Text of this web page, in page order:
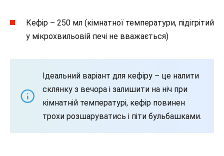
Кефір – 250 мл (кімнатної температури, підігрітий
у мікрохвильовій печі не вважається)
Ідеальний варіант для кефіру – це налити
склянку з вечора і залишити на ніч при
кімнатній температурі, кефір повинен
трохи розшаруватись і піти бульбашками.